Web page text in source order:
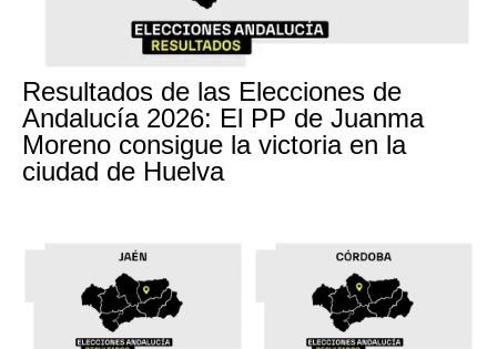
Resultados de las Elecciones de
Andalucía 2026: El PP de Juanma
Moreno consigue la victoria en la
ciudad de Huelva